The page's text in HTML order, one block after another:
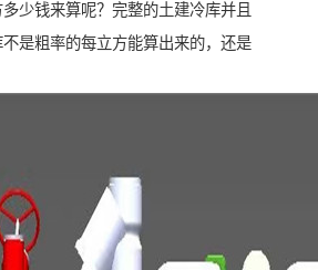
少钱来算呢？完整的土建冷库并且
是粗率的每立方能算出来的，还是